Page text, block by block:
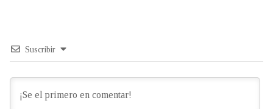
Suscribir